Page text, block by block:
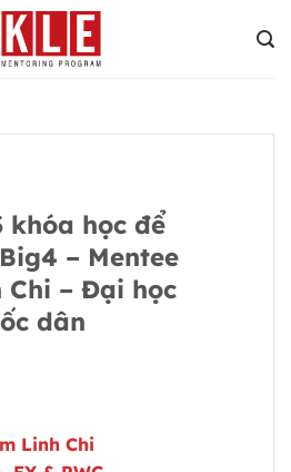
khóa học để
– Mentee
Chi – Đại học
dân
Linh Chi